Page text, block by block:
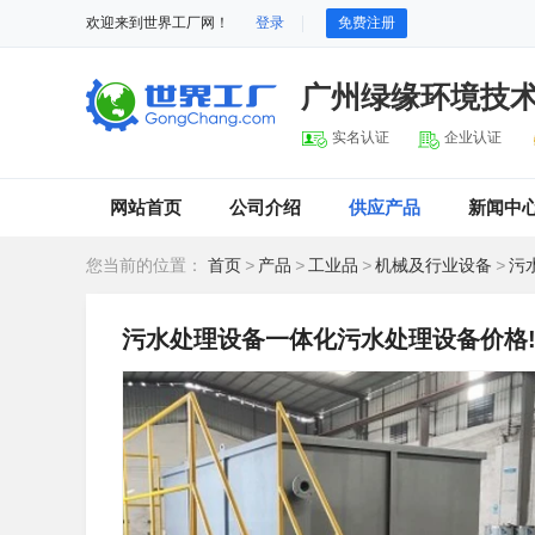
欢迎来到世界工厂网！ 登录 免费注册
广州绿缘环境技
实名认证 企业认证
网站首页 公司介绍 供应产品 新闻中
您当前的位置： 首页 > 产品 > 工业品 >机械及行业设备 >污
污水处理设备一体化污水处理设备价格!